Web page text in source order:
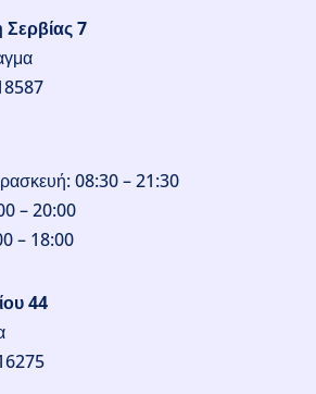
7
08:30 – 21:30
– 20:00
– 18:00
44